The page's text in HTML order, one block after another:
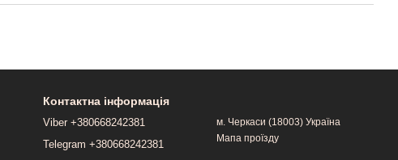
Контактна інформація
Viber +380668242381
Telegram +380668242381
м. Черкаси (18003) Україна
Мапа проїзду